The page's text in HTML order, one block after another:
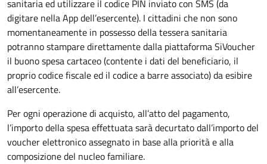
sanitaria ed utilizzare il codice PIN inviato con SMS (da
digitare nella App dell’esercente). I cittadini che non sono
momentaneamente in possesso della tessera sanitaria
potranno stampare direttamente dalla piattaforma SiVoucher
il buono spesa cartaceo (contente i dati del beneficiario, il
proprio codice fiscale ed il codice a barre associato) da esibire
all’esercente.
Per ogni operazione di acquisto, all’atto del pagamento,
l’importo della spesa effettuata sarà decurtato dall’importo del
voucher elettronico assegnato in base alla priorità e alla
composizione del nucleo familiare.